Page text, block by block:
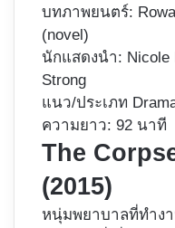
บทภาพยนตร์:
(novel)
นักแสดงนำ: Nicole
Strong
แนว/ประเภท
ความยาว: 92 นาที
The
(2015)
หนุ่มพยาบาลที่ทำง